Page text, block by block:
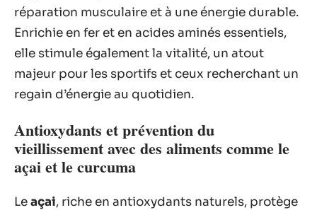
réparation musculaire et à une énergie durable.
Enrichie en fer et en acides aminés essentiels,
elle stimule également la vitalité, un atout
majeur pour les sportifs et ceux recherchant un
regain d’énergie au quotidien.
Antioxydants et prévention du
vieillissement avec des aliments comme le
açai et le curcuma
Leaçai, riche en antioxydants naturels, protège